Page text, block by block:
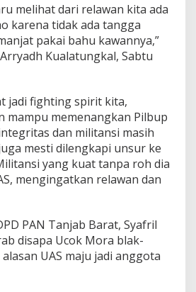
melihat dari relawan kita ada
karena tidak ada tangga
pakai bahu kawannya,”
Kualatungkal, Sabtu
jadi fighting spirit kita,
mampu memenangkan Pilbup
dan militansi masih
mesti dilengkapi unsur ke
yang kuat tanpa roh dia
mengingatkan relawan dan
PAN Tanjab Barat, Syafril
disapa Ucok Mora blak-
UAS maju jadi anggota